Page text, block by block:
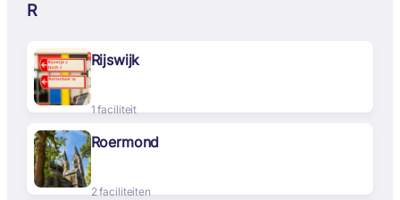
R
Rijswijk
1 faciliteit
Roermond
2 faciliteiten